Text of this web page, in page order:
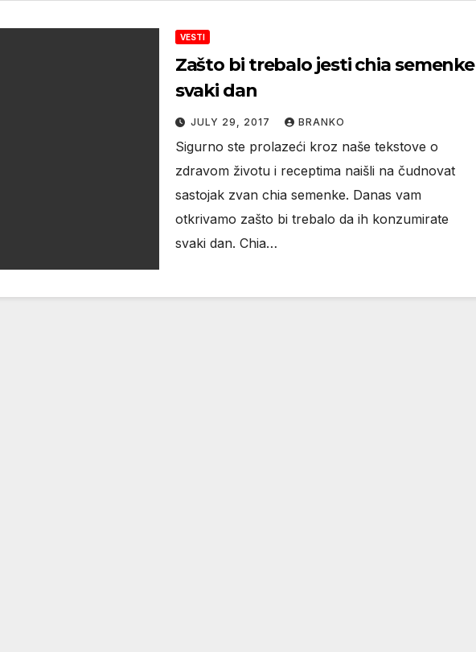
VESTI
Zašto bi trebalo jesti chia semenke
svaki dan
JULY 29, 2017 BRANKO
Sigurno ste prolazeći kroz naše tekstove o
zdravom životu i receptima naišli na čudnovat
sastojak zvan chia semenke. Danas vam
otkrivamo zašto bi trebalo da ih konzumirate
svaki dan. Chia…